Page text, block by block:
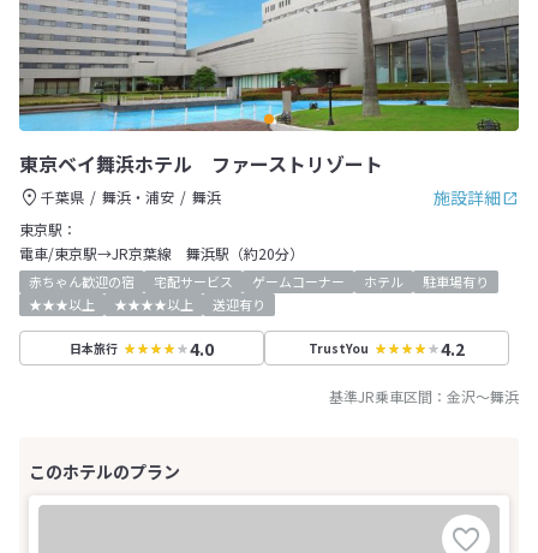
東京ベイ舞浜ホテル ファーストリゾート
施設詳細
千葉県 舞浜・浦安
舞浜
東京駅：
電車/東京駅→JR京葉線 舞浜駅（約20分）
赤ちゃん歓迎の宿 宅配サービス ゲームコーナー ホテル
駐車場有り
★★★以上
★★★★以上 送迎有り
日本旅行 4.0 TrustYou 4.2
基準JR乗車区間： 金沢～舞浜